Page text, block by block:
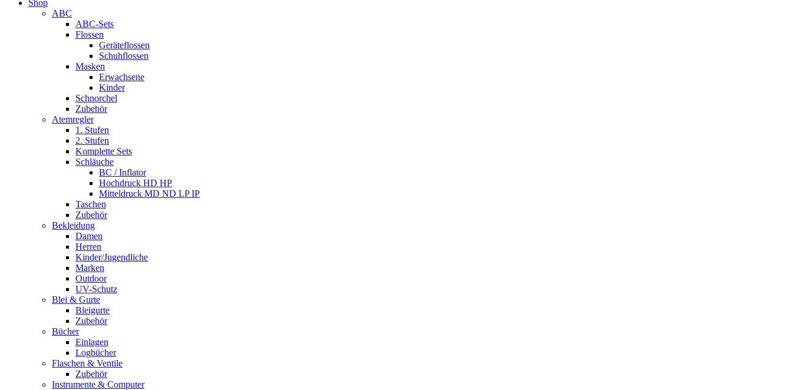
Shop
ABC
ABC-Sets
Flossen
Geräteflossen
Schuhflossen
Masken
Erwachsene
Kinder
Schnorchel
Zubehör
Atemregler
1. Stufen
2. Stufen
Komplette Sets
Schläuche
BC / Inflator
Hochdruck HD HP
Mitteldruck MD ND LP IP
Taschen
Zubehör
Bekleidung
Damen
Herren
Kinder/Jugendliche
Marken
Outdoor
UV-Schutz
Blei & Gurte
Bleigurte
Zubehör
Bücher
Einlagen
Logbücher
Flaschen & Ventile
Zubehör
Instrumente & Computer